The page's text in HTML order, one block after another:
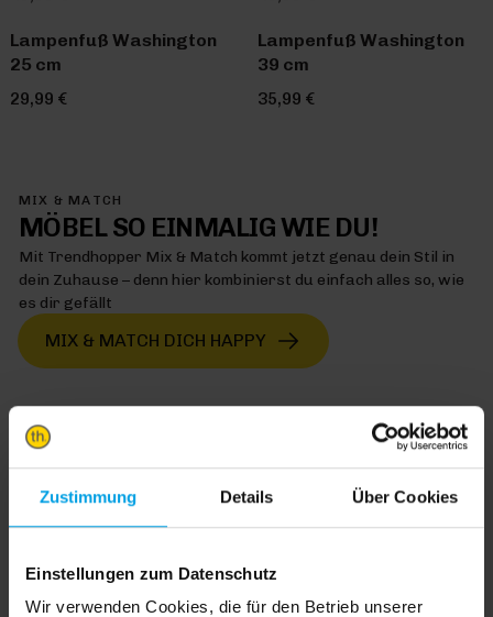
Zustimmung Details Über Cookies
Einstellungen zum Datenschutz
Wir verwenden Cookies, die für den Betrieb unserer
Lampenfuß Washington
25 cm
29,99 €
Lampenfuß Washington
39 cm
35,99 €
MIX & MATCH
MÖBEL SO EINMALIG WIE DU!
Mit Trendhopper Mix & Match kommt jetzt genau dein Stil in
dein Zuhause – denn hier kombinierst du einfach alles so, wie
es dir gefällt
MIX & MATCH DICH HAPPY
TRENDHOPPER STORES
Wie wäre es mit einer großen Portion Inspiration und Kreativität?
Styles.